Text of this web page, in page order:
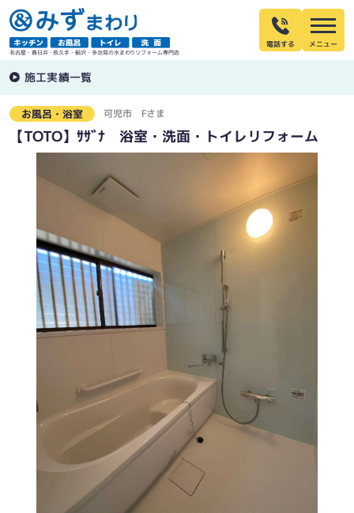
名古屋・春日井・長久手・稲沢・多治見の水まわりリフォーム専門店
電話する
施工実績一覧
お風呂・浴室 可児市 Fさま
【TOTO】ｻｻﾞﾅ 浴室・洗面・トイレリフォーム